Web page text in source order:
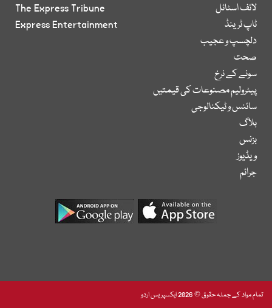
لائف اسٹائل
ٹاپ ٹرینڈ
دلچسپ و عجیب
صحت
سونے کے نرخ
پیٹرولیم مصنوعات کی قیمتیں
سائنس و ٹیکنالوجی
بلاگ
بزنس
ویڈیوز
جرائم
The Express Tribune
Express Entertainment
تمام مواد کے جملہ حقوق © 2026 ایکسپریس اردو